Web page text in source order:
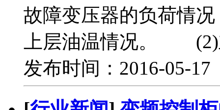
故障变压器的负荷情
上层油温情况。 (2)
发布时间：2016-05-